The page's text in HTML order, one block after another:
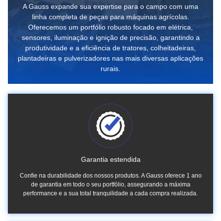
A Gauss expande sua expertise para o campo com uma
linha completa de peças para máquinas agrícolas.
Oferecemos um portfólio robusto focado em elétrica,
sensores, iluminação e ignição de precisão, garantindo a
produtividade e a eficiência de tratores, colheitadeiras,
plantadeiras e pulverizadores nas mais diversas aplicações
rurais.
Garantia estendida
Confie na durabilidade dos nossos produtos. A Gauss oferece 1 ano
de garantia em todo o seu portfólio, assegurando a máxima
performance e a sua total tranquilidade a cada compra realizada.